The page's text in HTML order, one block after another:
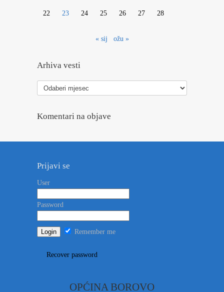
22 23 24 25 26 27 28
« sij ožu »
Arhiva vesti
Arhiva
vesti
Komentari na objave
Prijavi se
User
Password
Remember me
Recover password
OPĆINA BOROVO